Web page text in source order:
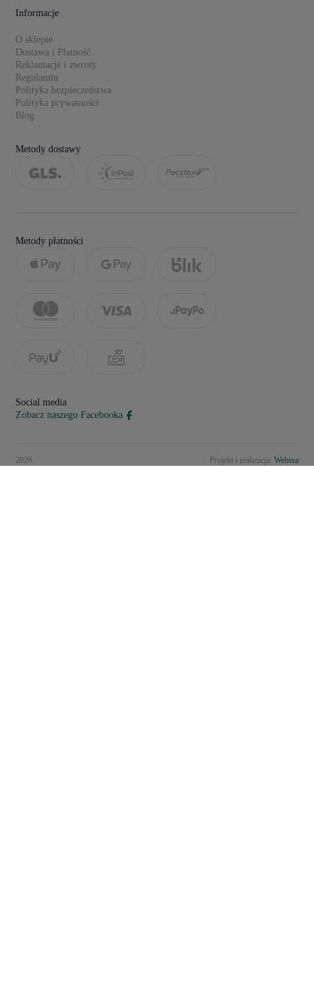
Informacje
O sklepie
Dostawa i Płatność
Reklamacje i zwroty
Regulamin
Polityka bezpieczeństwa
Polityka prywatności
Blog
Metody dostawy
Metody płatności
Social media
Zobacz naszego Facebooka
2026 Projekt i realizacja: Webixa